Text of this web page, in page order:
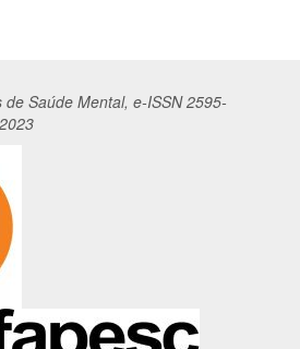
de Saúde Mental, e-ISSN 2595-